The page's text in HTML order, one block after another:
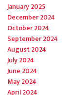
January 2025
December 2024
October 2024
September 2024
August 2024
July 2024
June 2024
May 2024
April 2024